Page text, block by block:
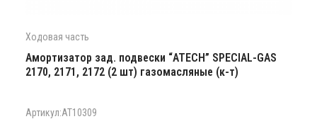
Ходовая часть
Амортизатор зад. подвески “ATECH” SPECIAL-GAS
2170, 2171, 2172 (2 шт) газомасляные (к-т)
Артикул:AT10309